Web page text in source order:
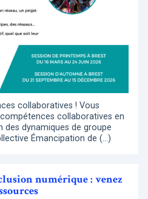
collaboratives ! Vous
collaboratives en
des dynamiques de groupe
Émancipation de (…)
numérique : venez